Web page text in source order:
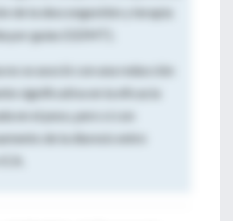
de la descongestión y terapia
por guías (GDMT).
no se asoció con una reducción
significativa en la eficacia
en el peso, pero sí con
de la diuresis entre